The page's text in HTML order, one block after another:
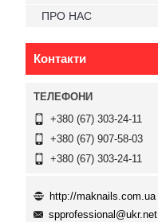
ПРО НАС
Контакти
+380 (67) 303-24-11
+380 (67) 907-58-03
+380 (67) 303-24-11
http://maknails.com.ua
spprofessional@ukr.net